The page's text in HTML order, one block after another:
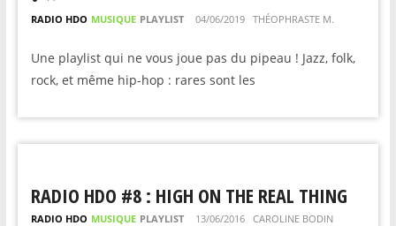
RADIO HDO MUSIQUE PLAYLIST 04/06/2019 THÉOPHRASTE M.
Une playlist qui ne vous joue pas du pipeau ! Jazz, folk,
rock, et même hip-hop : rares sont les
RADIO HDO #8 : HIGH ON THE REAL THING
RADIO HDO MUSIQUE PLAYLIST 13/06/2016 CAROLINE BODIN